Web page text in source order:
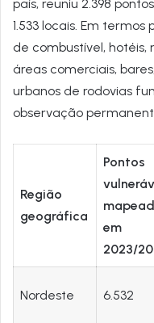
país, reuniu 2.398
1.533 locais. Em
de combustível, hotéis,
áreas comerciais,
urbanos de rodovias
observação
Região
geográfica
Pontos
em
2023/
Nordeste 6.532